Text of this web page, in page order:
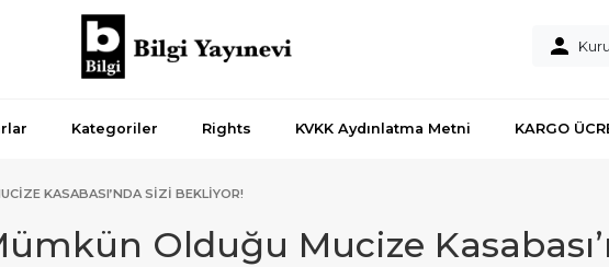
Kategoriler Rights KVKK Aydınlatma Metni KARGO
KASABASI’NDA SIZI BEKLIYOR!
Olduğu Mucize